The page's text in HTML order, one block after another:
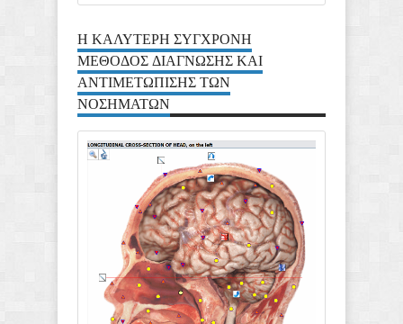
Η ΚΑΛΥΤΕΡΗ ΣΥΓΧΡΟΝΗ
ΜΕΘΟΔΟΣ ΔΙΑΓΝΩΣΗΣ ΚΑΙ
ΑΝΤΙΜΕΤΩΠΙΣΗΣ ΤΩΝ
ΝΟΣΗΜΑΤΩΝ